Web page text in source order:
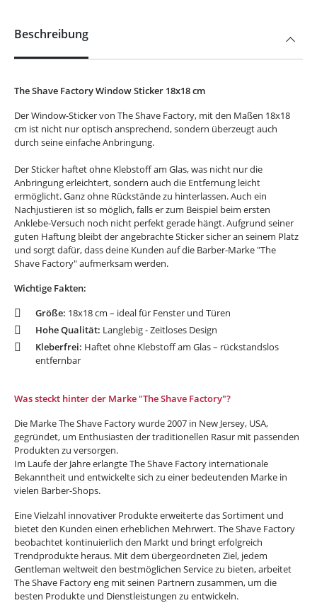
Beschreibung
The Shave Factory Window Sticker 18x18 cm
Der Window-Sticker von The Shave Factory, mit den Maßen 18x18
cm ist nicht nur optisch ansprechend, sondern überzeugt auch
durch seine einfache Anbringung.
Der Sticker haftet ohne Klebstoff am Glas, was nicht nur die
Anbringung erleichtert, sondern auch die Entfernung leicht
ermöglicht. Ganz ohne Rückstände zu hinterlassen. Auch ein
Nachjustieren ist so möglich, falls er zum Beispiel beim ersten
Anklebe-Versuch noch nicht perfekt gerade hängt. Aufgrund seiner
guten Haftung bleibt der angebrachte Sticker sicher an seinem Platz
und sorgt dafür, dass deine Kunden auf die Barber-Marke "The
Shave Factory" aufmerksam werden.
Wichtige Fakten:
Größe: 18x18 cm – ideal für Fenster und Türen
Hohe Qualität: Langlebig - Zeitloses Design
Kleberfrei: Haftet ohne Klebstoff am Glas – rückstandslos
entfernbar
Was steckt hinter der Marke "The Shave Factory"?
Die Marke The Shave Factory wurde 2007 in New Jersey, USA,
gegründet, um Enthusiasten der traditionellen Rasur mit passenden
Produkten zu versorgen.
Im Laufe der Jahre erlangte The Shave Factory internationale
Bekanntheit und entwickelte sich zu einer bedeutenden Marke in
vielen Barber-Shops.
Eine Vielzahl innovativer Produkte erweiterte das Sortiment und
bietet den Kunden einen erheblichen Mehrwert. The Shave Factory
beobachtet kontinuierlich den Markt und bringt erfolgreich
Trendprodukte heraus. Mit dem übergeordneten Ziel, jedem
Gentleman weltweit den bestmöglichen Service zu bieten, arbeitet
The Shave Factory eng mit seinen Partnern zusammen, um die
besten Produkte und Dienstleistungen zu entwickeln.